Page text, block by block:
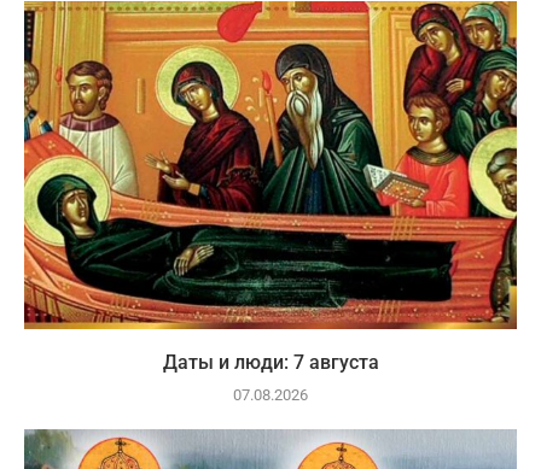
Даты и люди: 7 августа
07.08.2026